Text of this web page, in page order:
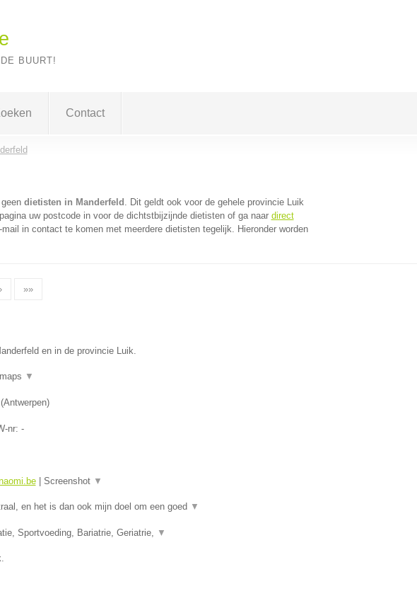
BUURT!
Contact
dietisten in Manderfeld . Dit geldt ook voor de gehele provincie Luik
uw postcode in voor de dichtstbijzijnde dietisten of ga naar direct
in contact te komen met meerdere dietisten tegelijk. Hieronder worden
»»
en in de provincie Luik.
▼
(Antwerpen)
nr: -
| Screenshot ▼
en het is dan ook mijn doel om een goed ▼
Sportvoeding, Bariatrie, Geriatrie, ▼